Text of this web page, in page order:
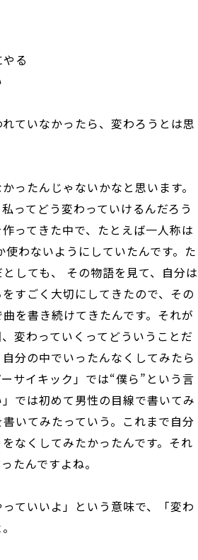
る
ていなかったら、変わろうとは思
ったんじゃないかなと思います。
ってどう変わっていけるんだろう
ってきた中で、たとえば一人称は
わないようにしていたんです。た
しても、 その物語を見て、自分は
すごく大切にしてきたので、その
を書き続けてきたんです。それが
変わっていくってどういうことだ
分の中でいったんなくしてみたら
サイキック」では“僕ら”という言
では初めて男性の目線で書いてみ
いてみたっていう。これまで自分
なくしてみたかったんです。それ
たんですよね。
ていいよ」という意味で、「変わ